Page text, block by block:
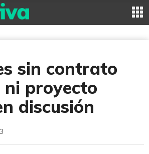
sin contrato
proyecto
discusión